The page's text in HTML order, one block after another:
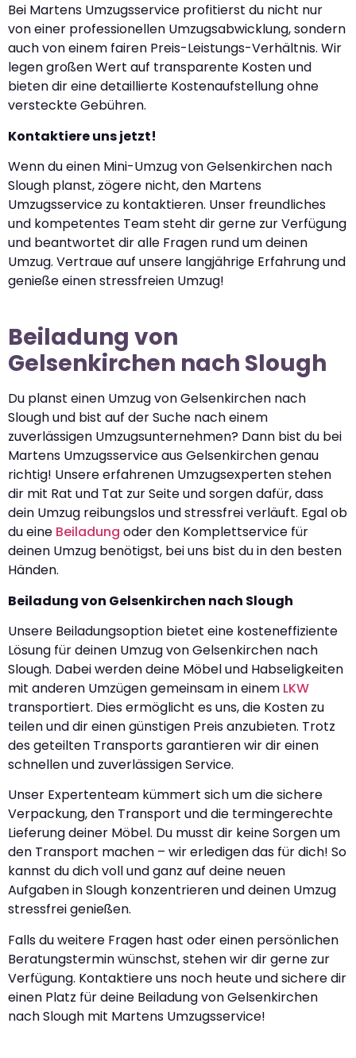
Bei Martens Umzugsservice profitierst du nicht nur
von einer professionellen Umzugsabwicklung, sondern
auch von einem fairen Preis-Leistungs-Verhältnis. Wir
legen großen Wert auf transparente Kosten und
bieten dir eine detaillierte Kostenaufstellung ohne
versteckte Gebühren.
Kontaktiere uns jetzt!
Wenn du einen Mini-Umzug von Gelsenkirchen nach
Slough planst, zögere nicht, den Martens
Umzugsservice zu kontaktieren. Unser freundliches
und kompetentes Team steht dir gerne zur Verfügung
und beantwortet dir alle Fragen rund um deinen
Umzug. Vertraue auf unsere langjährige Erfahrung und
genieße einen stressfreien Umzug!
Beiladung von
Gelsenkirchen nach Slough
Du planst einen Umzug von Gelsenkirchen nach
Slough und bist auf der Suche nach einem
zuverlässigen Umzugsunternehmen? Dann bist du bei
Martens Umzugsservice aus Gelsenkirchen genau
richtig! Unsere erfahrenen Umzugsexperten stehen
dir mit Rat und Tat zur Seite und sorgen dafür, dass
dein Umzug reibungslos und stressfrei verläuft. Egal ob
du eine Beiladung oder den Komplettservice für
deinen Umzug benötigst, bei uns bist du in den besten
Händen.
Beiladung von Gelsenkirchen nach Slough
Unsere Beiladungsoption bietet eine kosteneffiziente
Lösung für deinen Umzug von Gelsenkirchen nach
Slough. Dabei werden deine Möbel und Habseligkeiten
mit anderen Umzügen gemeinsam in einem LKW
transportiert. Dies ermöglicht es uns, die Kosten zu
teilen und dir einen günstigen Preis anzubieten. Trotz
des geteilten Transports garantieren wir dir einen
schnellen und zuverlässigen Service.
Unser Expertenteam kümmert sich um die sichere
Verpackung, den Transport und die termingerechte
Lieferung deiner Möbel. Du musst dir keine Sorgen um
den Transport machen – wir erledigen das für dich! So
kannst du dich voll und ganz auf deine neuen
Aufgaben in Slough konzentrieren und deinen Umzug
stressfrei genießen.
Falls du weitere Fragen hast oder einen persönlichen
Beratungstermin wünschst, stehen wir dir gerne zur
Verfügung. Kontaktiere uns noch heute und sichere dir
einen Platz für deine Beiladung von Gelsenkirchen
nach Slough mit Martens Umzugsservice!